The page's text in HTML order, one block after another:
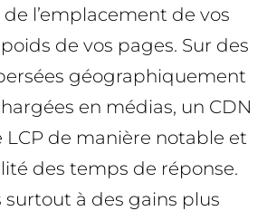
l’emplacement de vos
de vos pages. Sur des
géographiquement
en médias, un CDN
LCP de manière notable et
des temps de réponse.
à des gains plus